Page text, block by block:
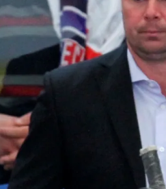
Curling
Dostihy
Florbal